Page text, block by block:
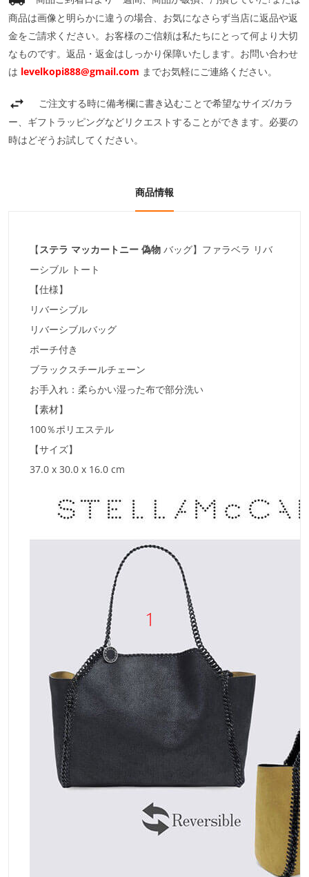
商品は画像と明らかに違うの場合、お気になさらず当店に返品や返
金をご請求ください。お客様のご信頼は私たちにとって何より大切
なものです。返品・返金はしっかり保障いたします。お問い合わせ
は levelkopi888@gmail.com までお気軽にご連絡ください。
ご注文する時に備考欄に書き込むことで希望なサイズ/カラ
ー、ギフトラッピングなどリクエストすることができます。必要の
時はどぞうお試してください。
商品情報
【ステラ マッカートニー 偽物 バッグ】ファラベラ リバ
ーシブル トート
【仕様】
リバーシブル
リバーシブルバッグ
ポーチ付き
ブラックスチールチェーン
お手入れ：柔らかい湿った布で部分洗い
【素材】
100％ポリエステル
【サイズ】
37.0 x 30.0 x 16.0 cm